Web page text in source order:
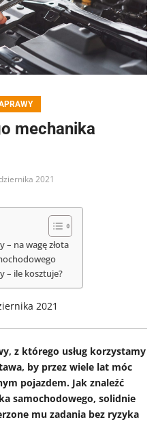
mechanika
2021
na wagę złota
– ile kosztuje?
2021
z którego usług korzystamy
by przez wiele lat móc
pojazdem. Jak znaleźć
samochodowego, solidnie
mu zadania bez ryzyka